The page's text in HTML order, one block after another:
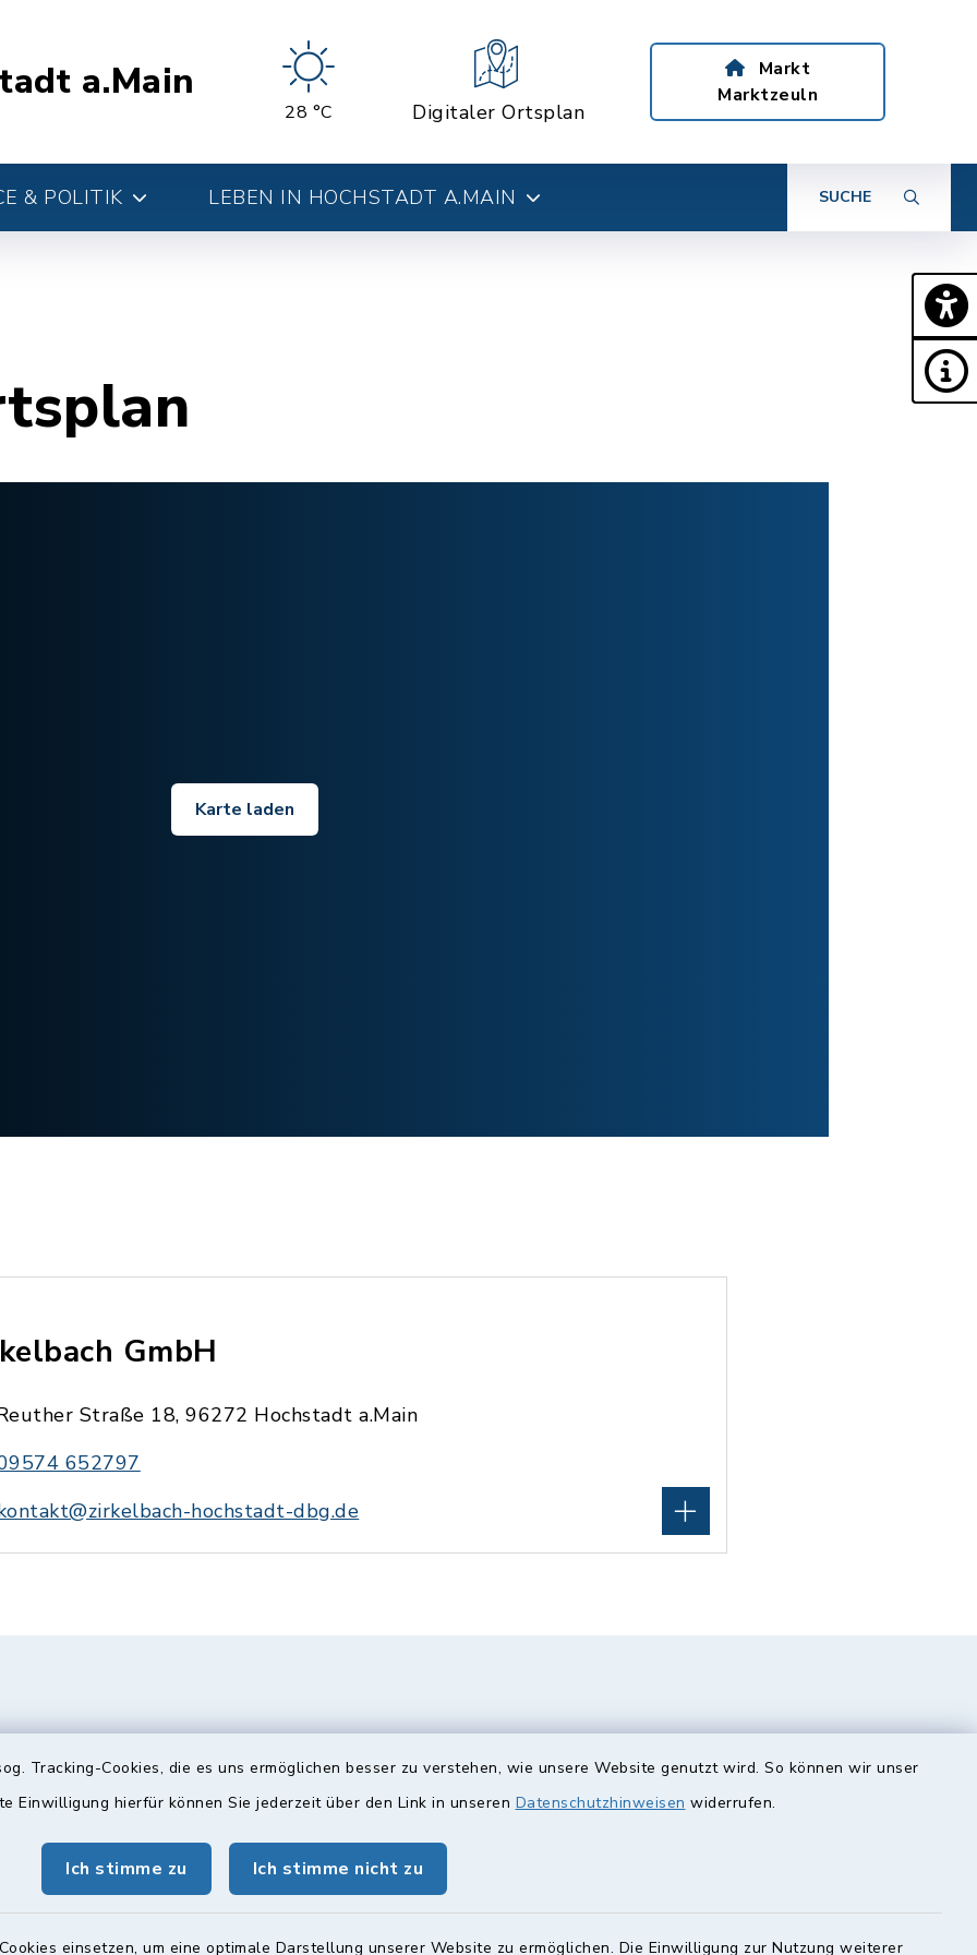
Tracking-Cookies, die es uns ermöglichen besser zu verstehen, wie unsere Website genutzt wird. So können wir unser
Einwilligung hierfür können Sie jederzeit über den Link in unseren Datenschutzhinweisen widerrufen.
Ich stimme zu Ich stimme nicht zu
einsetzen, um eine optimale Darstellung unserer Website zu ermöglichen. Die Einwilligung zur Nutzung weiterer
a.Main
28 °C Digitaler Ortsplan
Markt
Marktzeuln
& POLITIK LEBEN IN HOCHSTADT A.MAIN SUCHE
Karte laden
GmbH
Straße 18, 96272 Hochstadt a.Main
652797
hochstadt-dbg.de
Bürgersprechstunde